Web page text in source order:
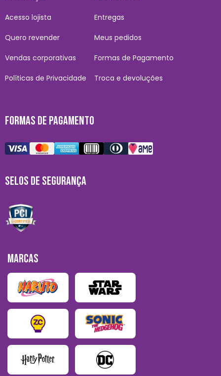
Acesso lojista
Quero revender
Vendas corporativas
Políticas de Privacidade
Entregas
Meus pedidos
Formas de Pagamento
Troca e devoluções
FORMAS DE PAGAMENTO
SELOS DE SEGURANÇA
MARCAS